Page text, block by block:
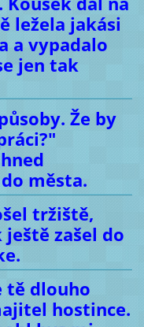
ležela jakási
a vypadalo
jen tak
Že by
města.
tržiště,
zašel do
tě dlouho
hostince.